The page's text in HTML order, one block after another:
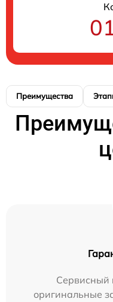
Преимущества
Сервисный
оригинальные